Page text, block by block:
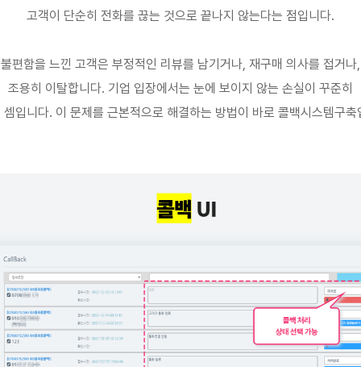
고객이 단순히 전화를 끊는 것으로 끝나지 않는다는 점입니다.
불편함을 느낀 고객은 부정적인 리뷰를 남기거나, 재구매 의사를 접거나,
조용히 이탈합니다. 기업 입장에서는 눈에 보이지 않는 손실이 꾸준히
셈입니다. 이 문제를 근본적으로 해결하는 방법이 바로 콜백시스템구축